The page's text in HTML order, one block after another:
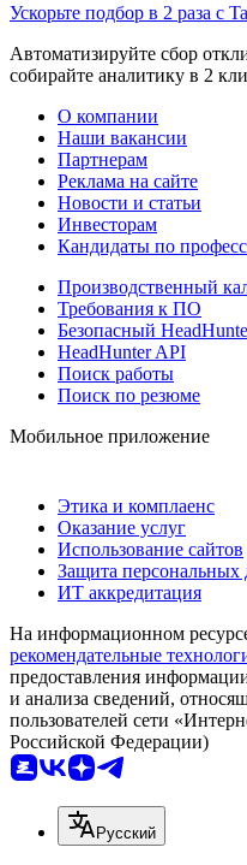
Ускорьте подбор в 2 раза с
Автоматизируйте сбор
собирайте аналитику в 2
О компании
Наши вакансии
Партнерам
Реклама на сайте
Новости и статьи
Инвесторам
Кандидаты по
Производственный
Требования к ПО
Безопасный
HeadHunter API
Поиск работы
Поиск по резюме
Мобильное приложение
Этика и комплаенс
Оказание услуг
Использование сайтов
Защита персональных
ИТ аккредитация
На информационном
рекомендательные
предоставления
и анализа сведений,
пользователей сети
Российской Федерации)
Русский